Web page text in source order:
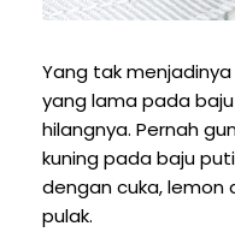
Yang tak
yang lama pada
hilangnya. Pernah
kuning pada baju
dengan cuka, lemon
pulak.